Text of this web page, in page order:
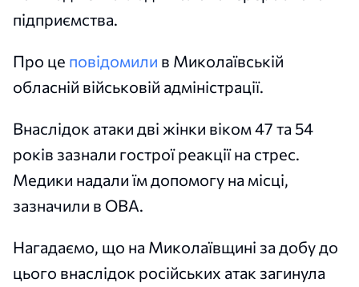
підприємства.
Про це повідомили в Миколаївській
обласній військовій адміністрації.
Внаслідок атаки дві жінки віком 47 та 54
років зазнали гострої реакції на стрес.
Медики надали їм допомогу на місці,
зазначили в ОВА.
Нагадаємо, що на Миколаївщині за добу до
цього внаслідок російських атак загинула